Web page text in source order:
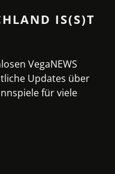
IS(S)T
VegaNEWS
Updates über
für viele